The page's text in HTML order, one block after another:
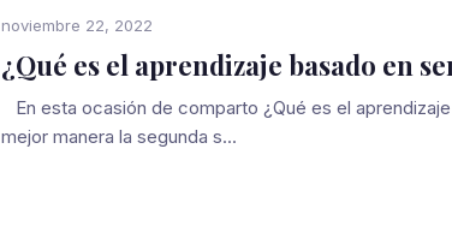
noviembre 22, 2022
¿Qué es el aprendizaje basado en
En esta ocasión de comparto ¿Qué es el
mejor manera la segunda s...